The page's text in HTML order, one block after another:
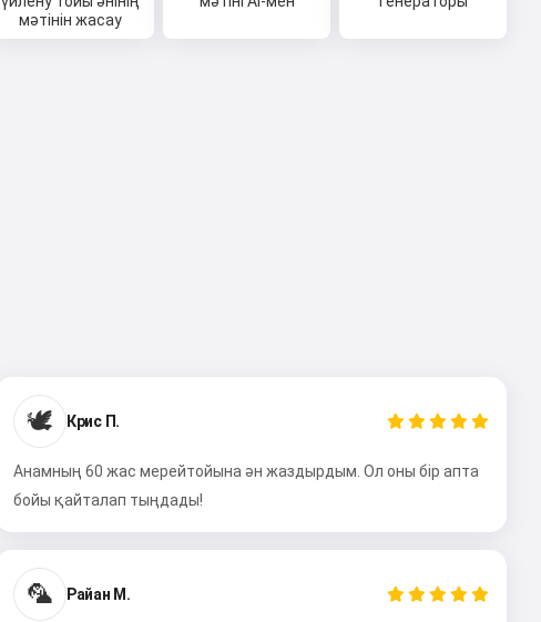
мәтінін жасау
🕊️ Крис П.
Анамның 60 жас мерейтойына ән жаздырдым. Ол оны бір апта
бойы қайталап тыңдады!
🦜 Райан М.